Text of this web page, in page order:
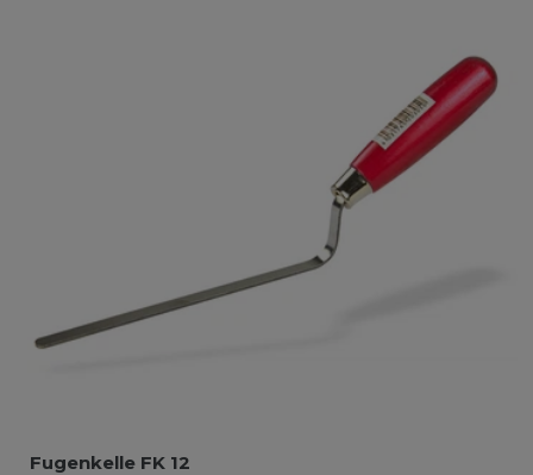
Fugenkelle FK 12